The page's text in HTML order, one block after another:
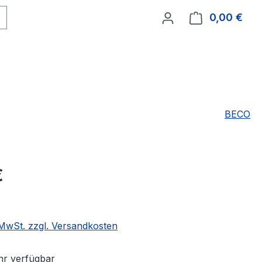
0,00 €
BECO
zzgl. Versandkosten
verfügbar